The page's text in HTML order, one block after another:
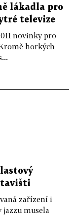
lákadla pro
televize
novinky pro
horkých
zařízení i
jazzu musela